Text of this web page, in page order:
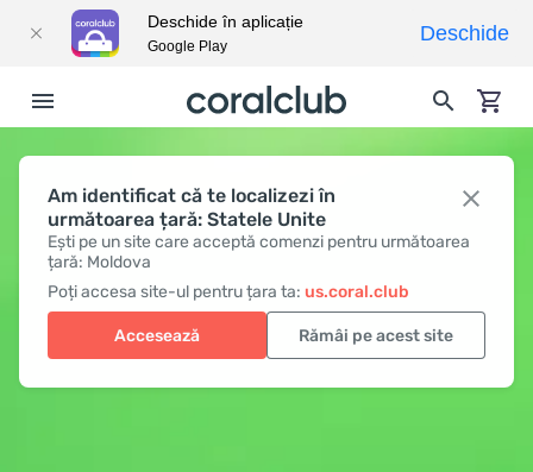
Am identificat că te localizezi în
următoarea țară: Statele Unite
Ești pe un site care acceptă comenzi pentru următoarea
țară: Moldova
Poți accesa site-ul pentru țara ta: us.coral.club
Accesează Rămâi pe acest site
Deschide în aplicație
Google Play
Deschide